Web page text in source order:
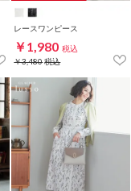
レースワンピース
￥1,980 税込
￥3,480税込